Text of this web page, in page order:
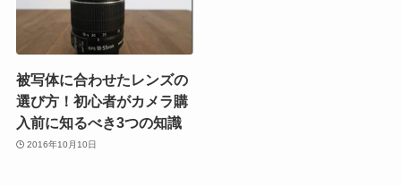
被写体に合わせたレンズの
選び方！初心者がカメラ購
入前に知るべき3つの知識
2016年10月10日